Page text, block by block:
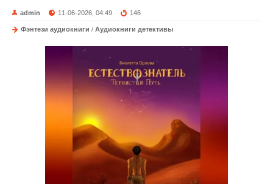
admin 11-06-2026, 04:49 146
Фэнтези аудиокниги / Аудиокниги детективы